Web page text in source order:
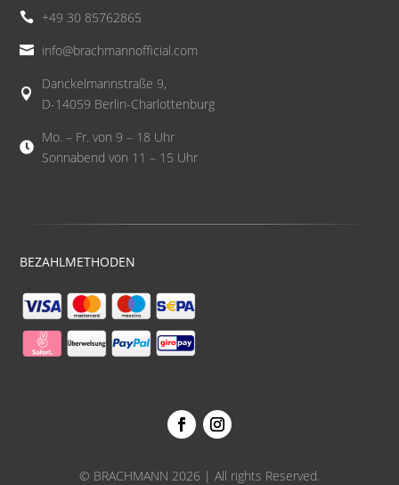
 +49 30 85762865
 info@brachmannofficial.com

Danckelmannstraße 9,
D-14059 Berlin-Charlottenburg

Mo. – Fr. von 9 – 18 Uhr
Sonnabend von 11 – 15 Uhr
BEZAHLMETHODEN
© BRACHMANN 2026 | All rights Reserved.